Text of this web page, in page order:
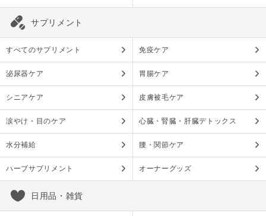
サプリメント
すべてのサプリメント 免疫ケア
泌尿器ケア 胃腸ケア
シニアケア 皮膚被毛ケア
涙やけ・目のケア 心臓・腎臓・肝臓デトックス
水分補給 腰・関節ケア
ハーブサプリメント オーナーグッズ
日用品・雑貨